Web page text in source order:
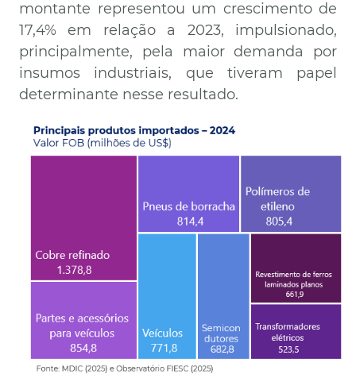
montante representou um crescimento de
17,4% em relação a 2023, impulsionado,
principalmente, pela maior demanda por
insumos industriais, que tiveram papel
determinante nesse resultado.
Imagem